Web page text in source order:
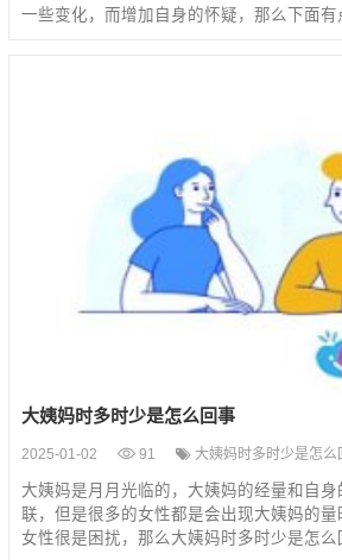
一些变化，而增加自身的怀疑，那么下面
大姨妈时多时少是怎么回事
2025-01-02 91 大姨妈时多时少是怎么
大姨妈是月月光临的，大姨妈的经量和自
联，但是很多的女性都是会出现大姨妈的
女性很是困扰，那么大姨妈时多时少是怎